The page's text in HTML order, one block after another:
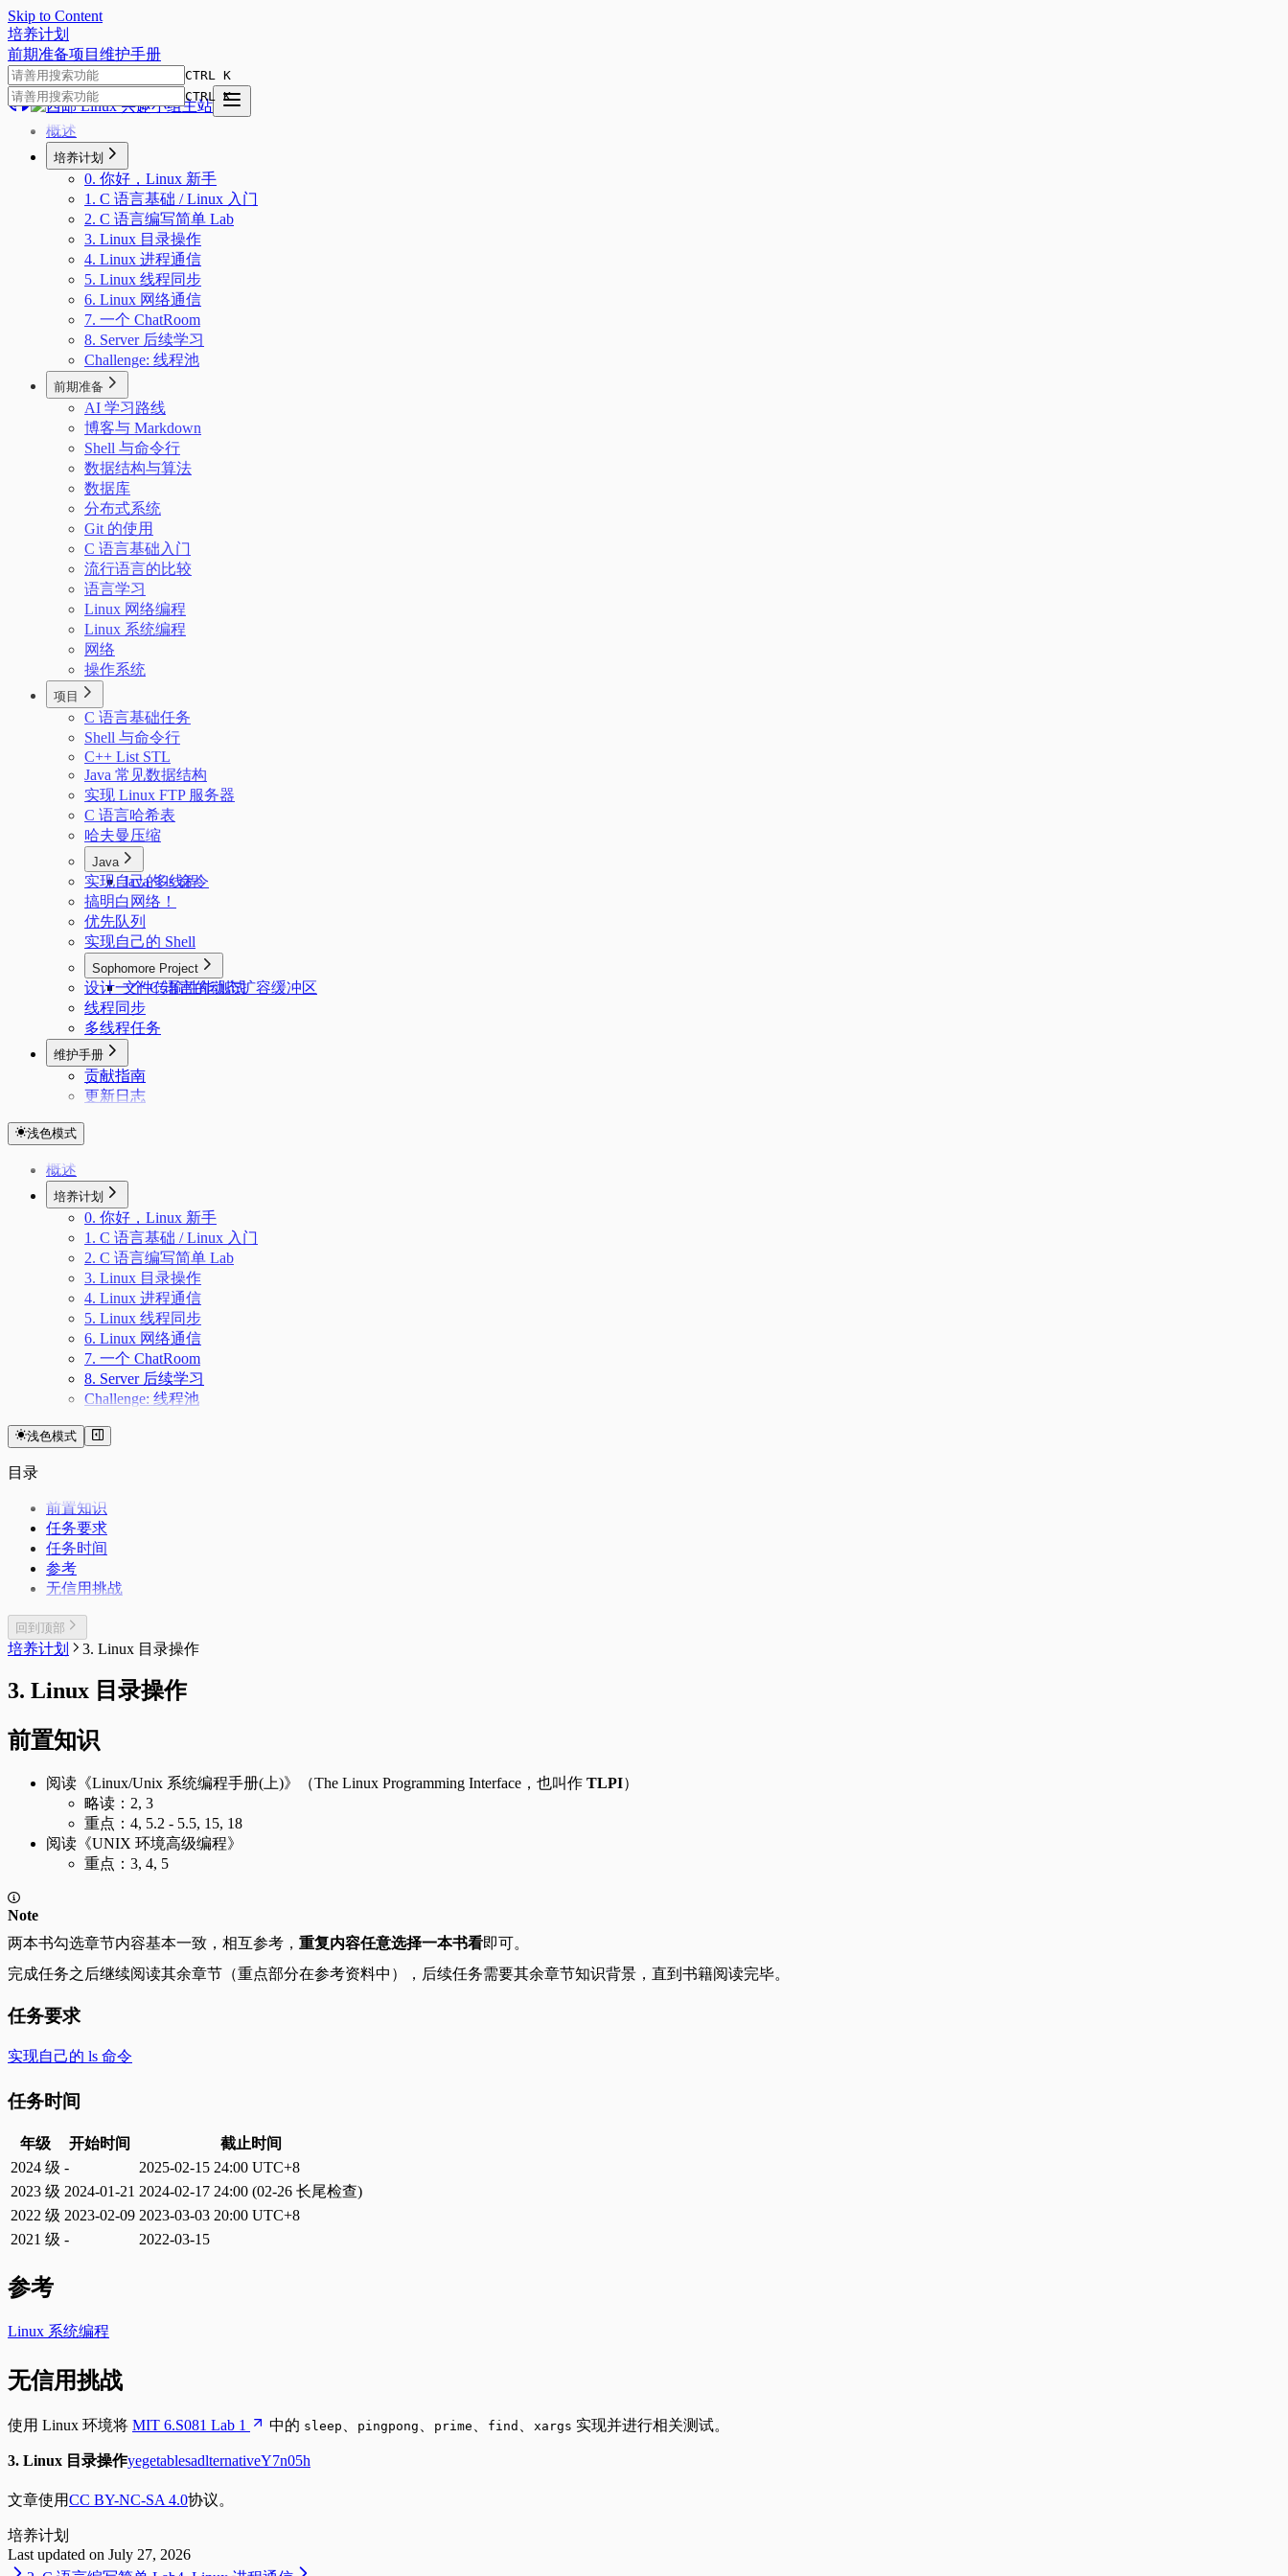
Skip to Content
培养计划
前期准备项目 维护手册
CTRL K
CTRL K
概述
培养计划
0. 你好，Linux 新手
1. C 语言基础 / Linux 入门
2. C 语言编写简单 Lab
3. Linux 目录操作
4. Linux 进程通信
5. Linux 线程同步
6. Linux 网络通信
7. 一个 ChatRoom
8. Server 后续学习
Challenge: 线程池
前期准备
AI 学习路线
博客与 Markdown
Shell 与命令行
数据结构与算法
数据库
分布式系统
Git 的使用
C 语言基础入门
流行语言的比较
语言学习
Linux 网络编程
Linux 系统编程
网络
操作系统
项目
C 语言基础任务
Shell 与命令行
C++ List STL
Java 常见数据结构
实现 Linux FTP 服务器
C 语言哈希表
哈夫曼压缩
Java
Java 多线程
实现自己的 ls 命令
搞明白网络！
优先队列
实现自己的 Shell
Sophomore Project
文件传输性能测试
设计一个 C 语言的动态扩容缓冲区
线程同步
多线程任务
维护手册
贡献指南
更新日志
浅色模式
概述
培养计划
0. 你好，Linux 新手
1. C 语言基础 / Linux 入门
2. C 语言编写简单 Lab
3. Linux 目录操作
4. Linux 进程通信
5. Linux 线程同步
6. Linux 网络通信
7. 一个 ChatRoom
8. Server 后续学习
Challenge: 线程池
浅色模式
目录
前置知识
任务要求
任务时间
参考
无信用挑战
回到顶部
培养计划 3. Linux 目录操作
3. Linux 目录操作
前置知识
阅读《Linux/Unix 系统编程手册(上)》（The Linux Programming Interface，也叫作 TLPI）
略读：2, 3
重点：4, 5.2 - 5.5, 15, 18
阅读《UNIX 环境高级编程》
重点：3, 4, 5
Note
两本书勾选章节内容基本一致，相互参考， 重复内容任意选择一本书看即可。
完成任务之后继续阅读其余章节（重点部分在参考资料中），后续任务需要其余章节知识背景，直到书籍阅读完毕。
任务要求
实现自己的 ls 命令
任务时间
年级 开始时间
截止时间
2024 级 -
2025-02-15 24:00 UTC+8
2023 级 2024-01-21 2024-02-17 24:00 (02-26 长尾检查)
2022 级 2023-02-09 2023-03-03 20:00 UTC+8
2021 级 - 2022-03-15
参考
Linux 系统编程
无信用挑战
使用 Linux 环境将 MIT 6.S081 Lab 1 中的 sleep pingpong prime find xargs 实现并进行相关测试。
3. Linux 目录操作yegetablesadlternativeY7n05h
文章使用CC BY-NC-SA 4.0协议。
培养计划
Last updated on July 27, 2026